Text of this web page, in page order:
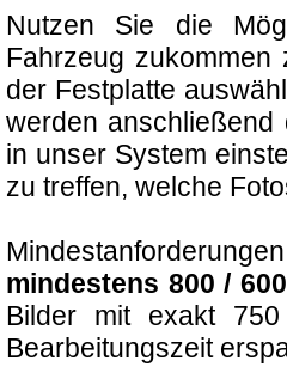
Nutzen Sie die
Fahrzeug
der Festplatte
werden anschließend
in unser System
zu treffen, welche
mindestens 800 /
Bilder mit exakt
Bearbeitungszeit